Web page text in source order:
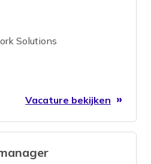
Solutions
Vacature bekijken